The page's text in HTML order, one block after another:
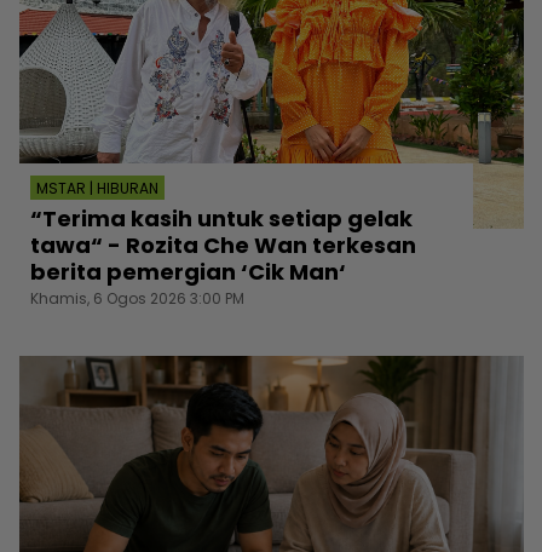
MSTAR | HIBURAN
“Terima kasih untuk setiap gelak
tawa“ - Rozita Che Wan terkesan
berita pemergian ‘Cik Man‘
Khamis, 6 Ogos 2026 3:00 PM